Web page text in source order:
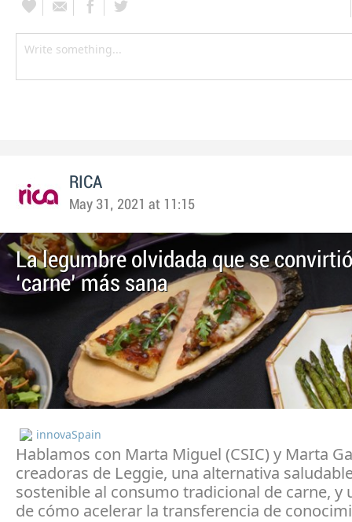
RICA
May 31, 2021 at 11:15
La legumbre olvidada que se
‘carne’ más sana
innovaSpain
Hablamos con Marta Miguel (CSIC) y Marta
creadoras de Leggie, una alternativa
sostenible al consumo tradicional de carne, y
de cómo acelerar la transferencia de